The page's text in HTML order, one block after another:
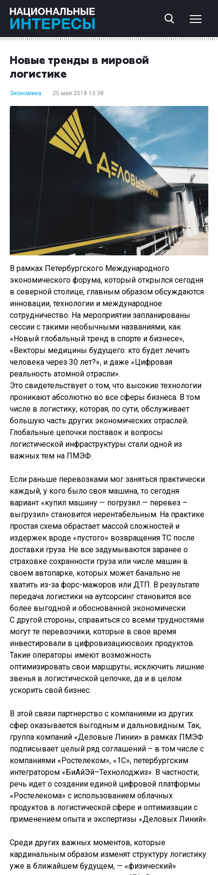
Новые тренды в мировой
логистике
Экономика 25 мая 2018 13:38
В рамках Петербургского Международного
экономического форума, который открылся сегодня
в северной столице, главным образом обсуждаются
инновации, технологии и международное
сотрудничество. На мероприятии запланированы
сессии с такими необычными названиями, как
«Новый глобальный тренд в спорте и бизнесе»,
«Векторы медицины будущего: кто будет лечить
человека через 30 лет?», и даже «Цифровая
реальность атомной отрасли».
Это свидетельствует о том, что высокие технологии
проникают абсолютно во все сферы бизнеса. В том
числе в логистику, которая, по сути, обслуживает
большую часть других экономических отраслей.
Глобальные цепочки поставок и вопросы
логистической инфраструктуры стали одной из
важных тем на ПМЭФ.
Если раньше перевозками мог заняться практически
каждый, у кого было своя машина, то сегодня
вариант «купил машину — погрузил — перевез –
выгрузил» становится нерентабельным. На практике
простая схема обрастает массой сложностей и
издержек вроде «пустого» возвращения ТС после
доставки груза. Не все задумываются заранее о
страховке сохранности груза или числе машин в
своем автопарке, которых может банально не
хватить из-за форс-мажоров или ДТП. В результате
передача логистики на аутсорсинг становится все
более выгодной и обоснованной экономически.
С другой стороны, справиться со всеми трудностями
могут те перевозчики, которые в свое время
инвестировали в цифровизациюсвоих продуктов.
Такие операторы имеют возможность
оптимизировать свои маршруты, исключить лишние
звенья в логистической цепочке, да и в целом
ускорить свой бизнес.
В этой связи партнерство с компаниями из других
сфер оказывается выгодным и дальновидным. Так,
группа компаний «Деловые Линии» в рамках ПМЭФ
подписывает целый ряд соглашений – в том числе с
компаниями «Ростелеком», «1С», петербургским
интегратором «БиАйЭй–Технолоджиз». В частности,
речь идет о создании единой цифровой платформы
«Ростелекома» с использованием облачных
продуктов в логистической сфере и оптимизации с
применением опыта и экспертизы «Деловых Линий».
Среди других важных моментов, которые
кардинальным образом изменят структуру логистику
уже в ближайшем будущем, — «физический»